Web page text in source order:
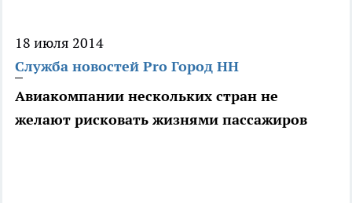
18 июля 2014
Служба новостей Pro Город НН
Авиакомпании нескольких стран не
желают рисковать жизнями пассажиров